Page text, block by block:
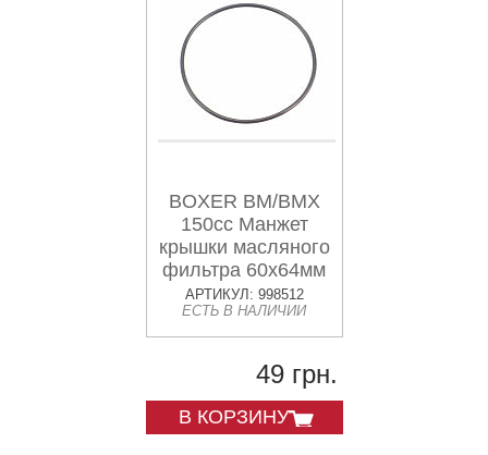
BOXER BM/BMX
150cc Манжет
крышки масляного
фильтра 60x64мм
"39167121"
АРТИКУЛ: 998512
ЕСТЬ В НАЛИЧИИ
49 грн.
В КОРЗИНУ